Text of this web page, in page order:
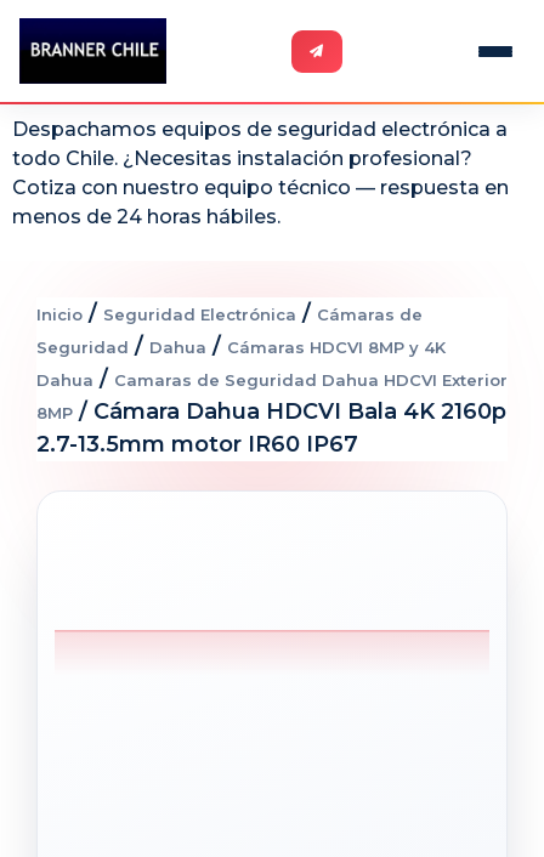
Despachamos equipos de seguridad electrónica a
todo Chile. ¿Necesitas instalación profesional?
Cotiza con nuestro equipo técnico — respuesta en
menos de 24 horas hábiles.
Inicio / Seguridad Electrónica / Cámaras de
Seguridad / Dahua / Cámaras HDCVI 8MP y 4K
Dahua / Camaras de Seguridad Dahua HDCVI Exterior
8MP / Cámara Dahua HDCVI Bala 4K 2160p
2.7-13.5mm motor IR60 IP67